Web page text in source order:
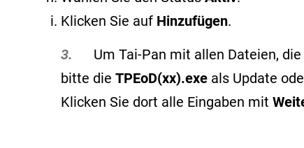
Klicken Sie auf Hinzufügen.
3. Um Tai-Pan mit allen Dateien, die
bitte die TPEoD(xx).exe als Update
Klicken Sie dort alle Eingaben mit